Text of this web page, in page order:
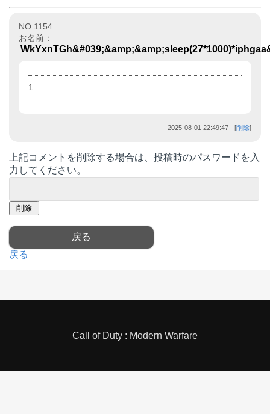
NO.1154
お名前：
1
2025-08-01 22:49:47 - [削除]
上記コメントを削除する場合は、投稿時のパスワードを入
力してください。
戻る
Call of Duty : Modern Warfare